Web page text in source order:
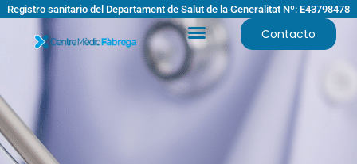
Registro sanitario del Departament de Salut de la Generalitat Nº: E43798478
Contacto